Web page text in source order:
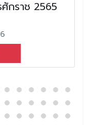
กราช 2565